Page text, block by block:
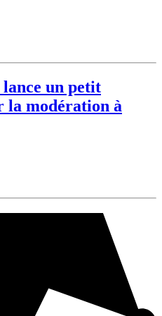
un petit
la modération à